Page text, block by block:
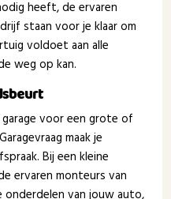
heeft, de ervaren
staan voor je klaar om
voldoet aan alle
weg op kan.
voor een grote of
maak je
Bij een kleine
ervaren monteurs van
onderdelen van jouw auto,